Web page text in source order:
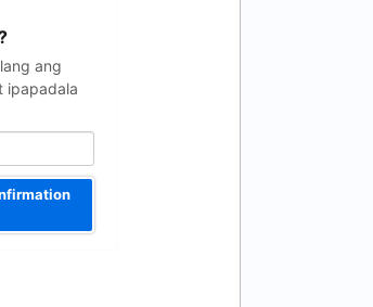
ang
ipapadala